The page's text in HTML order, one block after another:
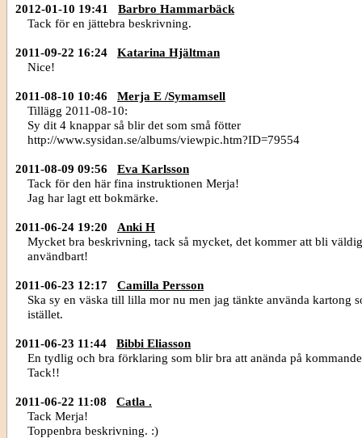
2012-01-10 19:41
Barbro Hammarbäck
Tack för en jättebra beskrivning.
2011-09-22 16:24
Katarina Hjältman
Nice!
2011-08-10 10:46
Merja E /Symamsell
Tillägg 2011-08-10:
Sy dit 4 knappar så blir det som små fötter
http://www.sysidan.se/albums/viewpic.htm?ID=79554
2011-08-09 09:56
Eva Karlsson
Tack för den här fina instruktionen Merja!
Jag har lagt ett bokmärke.
2011-06-24 19:20
Anki H
Mycket bra beskrivning, tack så mycket, det kommer att bli
användbart!
2011-06-23 12:17
Camilla Persson
Ska sy en väska till lilla mor nu men jag tänkte använda kartong
istället.
2011-06-23 11:44
Bibbi Eliasson
En tydlig och bra förklaring som blir bra att anända på
Tack!!
2011-06-22 11:08
Catla .
Tack Merja!
Toppenbra beskrivning. :)